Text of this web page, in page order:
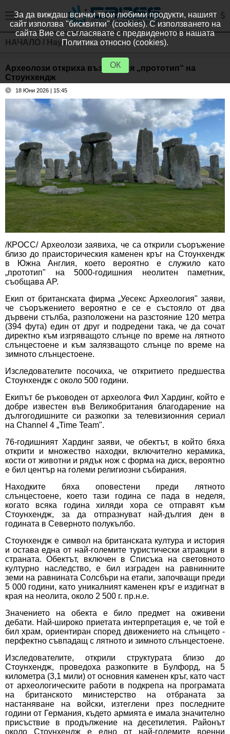
НАЧАЛО / Наука
Археолози откриха възможния „прототип“ на
Стоунхендж
18 Юни 2026 | 15:45
/КРОСС/ Археолози заявиха, че са открили съоръжение
близо до праисторическия каменен кръг на Стоунхендж
в Южна Англия, което вероятно е служило като
„прототип" на 5000-годишния неолитен паметник,
съобщава AP.
Екип от британската фирма „Уесекс Археология" заяви,
че съоръжението вероятно е се е състояло от два
дървени стълба, разположени на разстояние 120 метра
(394 фута) един от друг и подредени така, че да сочат
директно към изгряващото слънце по време на лятното
слънцестоене и към залязващото слънце по време на
зимното слънцестоене.
Изследователите посочиха, че откритието предшества
Стоунхендж с около 500 години.
Екипът бе ръководен от археолога Фил Хардинг, който е
добре известен във Великобритания благодарение на
дългогодишните си разкопки за телевизионния сериал
на Channel 4 „Time Team".
76-годишният Хардинг заяви, че обектът, в който бяха
открити и множество находки, включително керамика,
кости от животни и рядък нож с форма на диск, вероятно
е бил център на големи религиозни събирания.
Находките бяха оповестени преди лятното
слънцестоене, което тази година се пада в неделя,
когато всяка година хиляди хора се отправят към
Стоунхендж, за да отпразнуват най-дългия ден в
годината в Северното полукълбо.
Стоунхендж е символ на британската култура и история
и остава една от най-големите туристически атракции в
страната. Обектът, включен в Списъка на световното
културно наследство, е бил изграден на равнинните
земи на равнината Солсбъри на етапи, започващи преди
5 000 години, като уникалният каменен кръг е издигнат в
края на неолита, около 2 500 г. пр.н.е.
Значението на обекта е било предмет на оживени
дебати. Най-широко приетата интерпретация е, че той е
бил храм, ориентиран според движението на слънцето -
перфектно съвпадащ с лятното и зимното слънцестоене.
Изследователите, открили структурата близо до
Стоунхендж, проведоха разкопките в Булфорд, на 5
километра (3,1 мили) от основния каменен кръг, като част
от археологическите работи в подкрепа на програмата
на британското министерство на отбраната за
настаняване на войски, изтеглени през последните
години от Германия, където армията е имала значително
присъствие в продължение на десетилетия. Районът
около Стоунхендж е едно от най-големите военни
За да виждаш всички твои любими продукти, нашият
сайт използва "бисквитки" (cookies). С използването на
сайта Вие се съгласявате с предвиденото в нашата
Политика относно (cookies).
ОК